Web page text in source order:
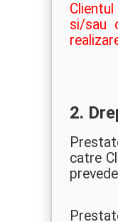
si/sau
2.
catre